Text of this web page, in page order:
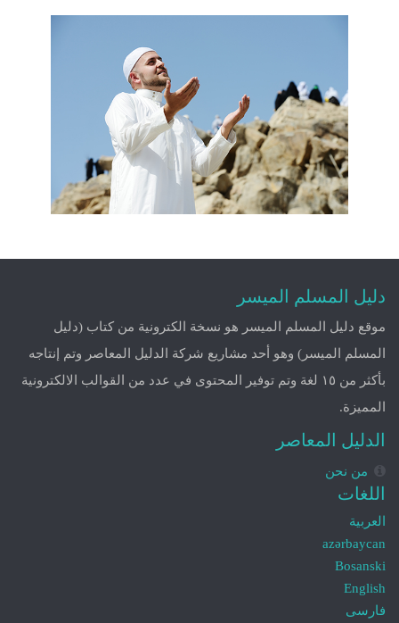
دليل المسلم الميسر
موقع دليل المسلم الميسر هو نسخة الكترونية من كتاب (دليل
المسلم الميسر) وهو أحد مشاريع شركة الدليل المعاصر وتم إنتاجه
بأكثر من ١٥ لغة وتم توفير المحتوى في عدد من القوالب الالكترونية
المميزة.
الدليل المعاصر
من نحن
اللغات
العربية
azərbaycan
Bosanski
English
فارسی